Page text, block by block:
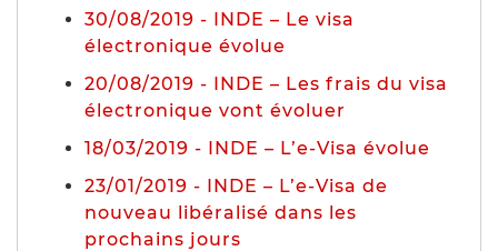
30/08/2019 - INDE – Le visa
électronique évolue
20/08/2019 - INDE – Les frais du visa
électronique vont évoluer
18/03/2019 - INDE – L’e-Visa évolue
23/01/2019 - INDE – L’e-Visa de
nouveau libéralisé dans les
prochains jours